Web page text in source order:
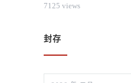
7125 views
封存